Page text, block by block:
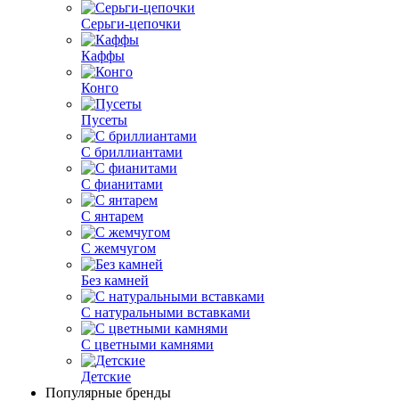
Серьги-цепочки
Каффы
Конго
Пусеты
С бриллиантами
С фианитами
С янтарем
С жемчугом
Без камней
С натуральными вставками
С цветными камнями
Детские
Популярные бренды